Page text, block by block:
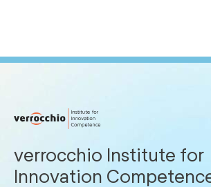
verrocchio Institute for
Innovation